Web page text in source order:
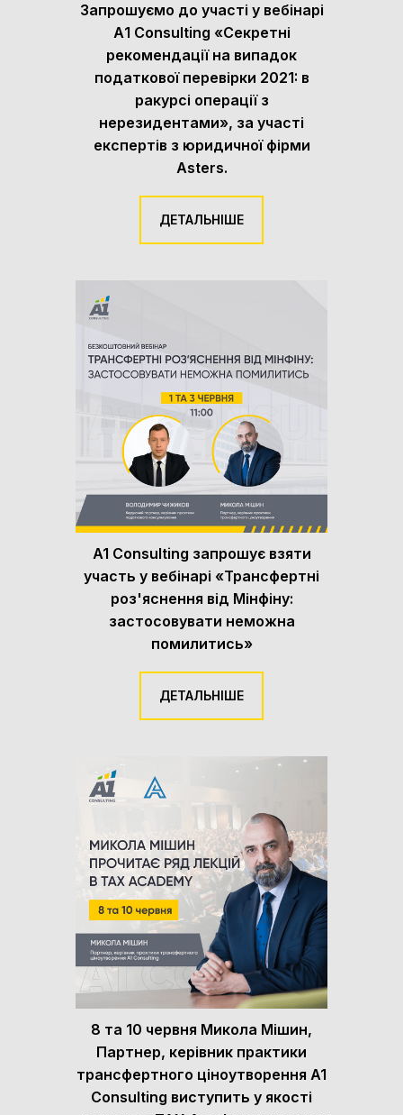
Запрошуємо до участі у вебінарі
А1 Consulting «Секретні
рекомендації на випадок
податкової перевірки 2021: в
ракурсі операції з
нерезидентами», за участі
експертів з юридичної фірми
Asters.
ДЕТАЛЬНІШЕ
A1 Consulting запрошує взяти
участь у вебінарі «Трансфертні
роз'яснення від Мінфіну:
застосовувати неможна
помилитись»
ДЕТАЛЬНІШЕ
8 та 10 червня Микола Мішин,
Партнер, керівник практики
трансфертного ціноутворення A1
Consulting виступить у якості